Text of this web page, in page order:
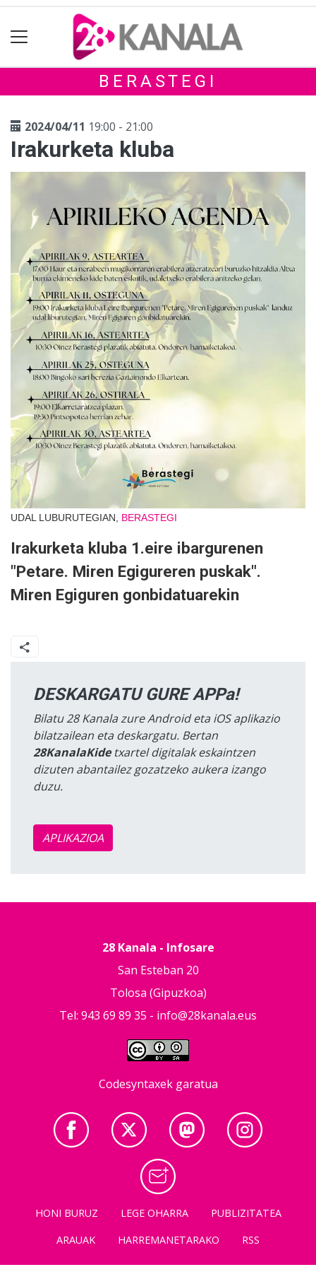
BERASTEGI
2024/04/11 19:00 - 21:00
Irakurketa kluba
UDAL LUBURUTEGIAN, BERASTEGI
Irakurketa kluba 1.eire ibargurenen
"Petare. Miren Egigureren puskak".
Miren Egiguren gonbidatuarekin
DESKARGATU GURE APPa!
Bilatu 28 Kanala zure Android eta iOS aplikazio
bilatzailean eta deskargatu. Bertan
28KanalaKidetxartel digitalak eskaintzen
dizuten abantailez gozatzeko aukera izango
duzu.
APLIKAZIOA
28 Kanala - Infosare
San Esteban 20
Tolosa (Gipuzkoa)
Tel: 943 69 89 35 - info@28kanala.eus
Codesyntaxek garatua
HONI BURUZ LEGE OHARRA
PUBLIZITATEA
ARAUAK
HARREMANETARAKO RSS